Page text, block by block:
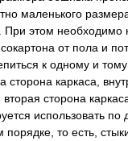
маленького
При этом
от пола и
к одному и
сторона каркаса,
сторона
использовать
то есть,